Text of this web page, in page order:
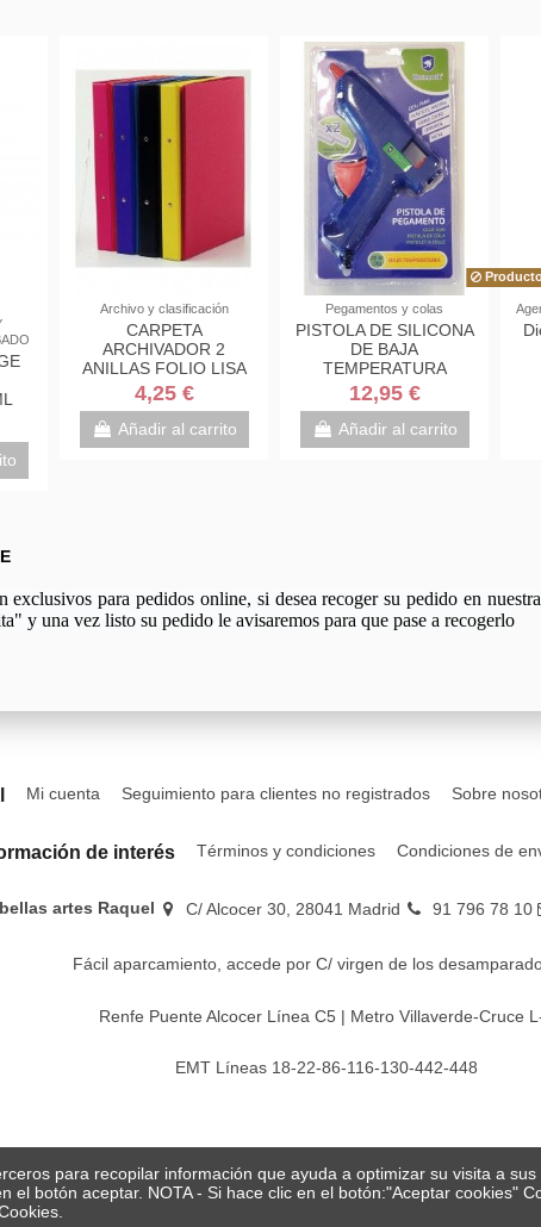
Archivo y clasificación
CARPETA
ARCHIVADOR 2
ANILLAS FOLIO LISA
PLÁSTICO
4,25 €
Añadir al carrito
Pegamentos y colas
PISTOLA DE SILICONA
DE BAJA
TEMPERATURA
BISMARK 327108
12,95 €
Añadir al carrito
para pedidos online, si desea recoger su pedido en
y una vez listo su pedido le avisaremos para que pase a recogerlo
Mi cuenta Seguimiento para clientes no registrados Sobre
de interés Términos y condiciones Condiciones de
artes Raquel C/ Alcocer 30, 28041 Madrid 91 796 78 10
Fácil aparcamiento, accede por C/ virgen de los
Renfe Puente Alcocer Línea C5 | Metro Villaverde-Cruce
EMT Líneas 18-22-86-116-130-442-448
para recopilar información que ayuda a optimizar su visita a
botón aceptar. NOTA - Si hace clic en el botón:"Aceptar cookies"